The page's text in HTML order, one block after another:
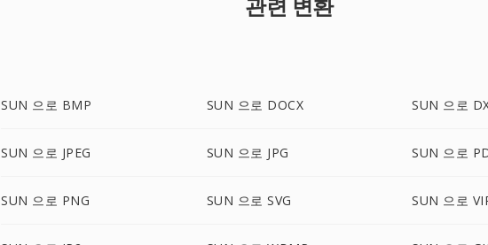
SUN 으로 BMP SUN 으로 DOCX SUN 으로
SUN 으로 JPEG SUN 으로 JPG SUN 으로
SUN 으로 PNG SUN 으로 SVG SUN 으로